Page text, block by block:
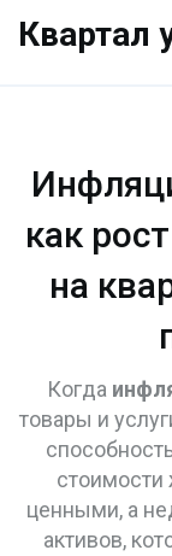
Квартал
как
на
Когда
товары и
стоимости
ценными, а
активов,